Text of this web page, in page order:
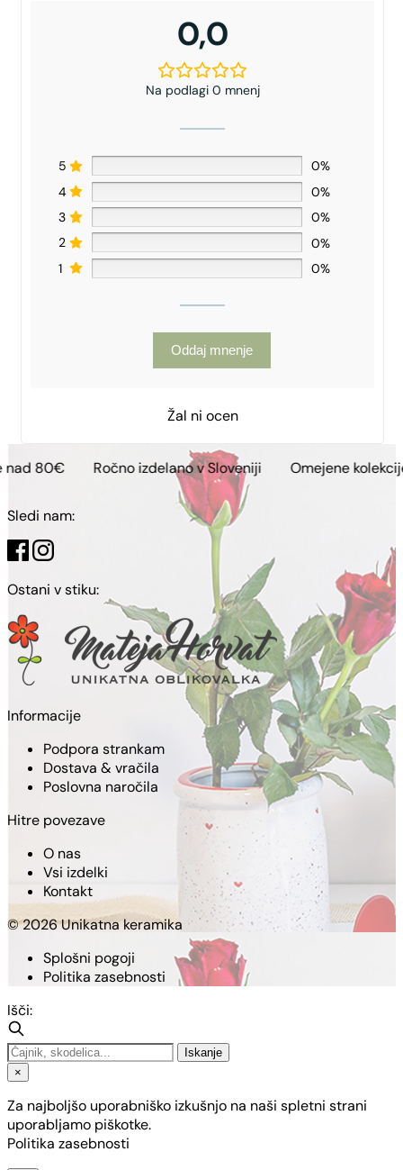
0,0
Na podlagi 0 mnenj
5
0%
4
0%
3
0%
2
0%
1
0%
Oddaj mnenje
Žal ni ocen
Ročno izdelano v Sloveniji Omejene kolekcije
Sledi nam:
Ostani v stiku:
Informacije
Podpora strankam
Dostava & vračila
Poslovna naročila
Hitre povezave
O nas
Vsi izdelki
Kontakt
© 2026 Unikatna keramika
Splošni pogoji
Politika zasebnosti
Išči:
Iskanje
×
Za najboljšo uporabniško izkušnjo na naši spletni strani
uporabljamo piškotke.
Politika zasebnosti